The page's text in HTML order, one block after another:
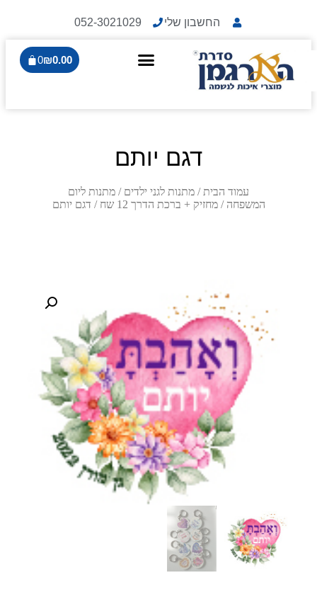
החשבון שלי 052-3021029
₪0.00
0
דגם יותם
עמוד הבית / מתנות לגני ילדים / מתנות ליום
המשפחה /מחזיק + ברכת הדרך 12 שח / דגם יותם